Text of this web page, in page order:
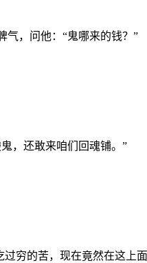
气，问他：“鬼哪来的钱？”
，还敢来咱们回魂铺。”
过穷的苦，现在竟然在这